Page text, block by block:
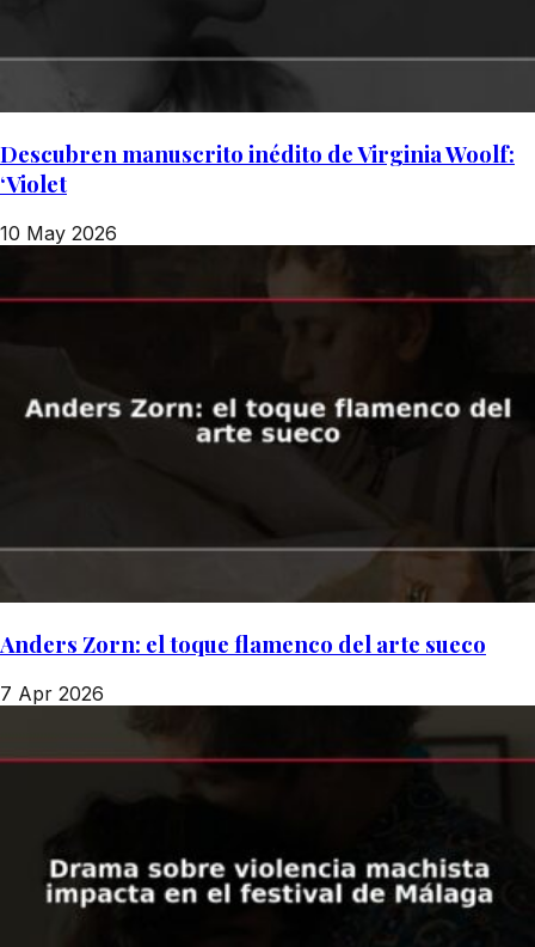
Descubren manuscrito inédito de Virginia Woolf:
‘Violet
10 May 2026
Anders Zorn: el toque flamenco del arte sueco
7 Apr 2026